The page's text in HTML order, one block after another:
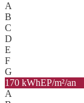
A
B
C
D
E
F
G
170 kWhEP/m²/an
A